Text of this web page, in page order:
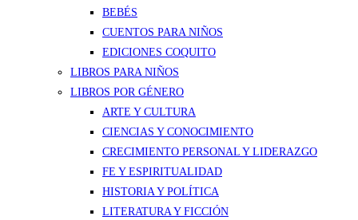
BEBÉS
CUENTOS PARA NIÑOS
EDICIONES COQUITO
LIBROS PARA NIÑOS
LIBROS POR GÉNERO
ARTE Y CULTURA
CIENCIAS Y CONOCIMIENTO
CRECIMIENTO PERSONAL Y LIDERAZGO
FE Y ESPIRITUALIDAD
HISTORIA Y POLÍTICA
LITERATURA Y FICCIÓN